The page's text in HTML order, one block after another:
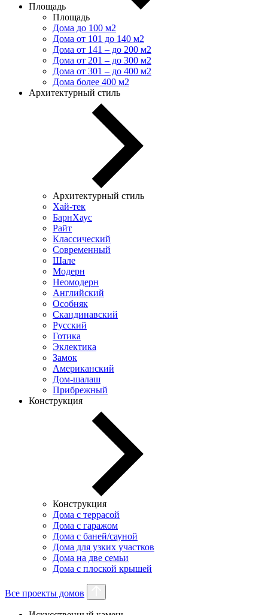
Площадь
Площадь
Дома до 100 м2
Дома от 101 до 140 м2
Дома от 141 – до 200 м2
Дома от 201 – до 300 м2
Дома от 301 – до 400 м2
Дома более 400 м2
Архитектурный стиль
Архитектурный стиль
Хай-тек
БарнХаус
Райт
Классический
Современный
Шале
Модерн
Неомодерн
Английский
Особняк
Скандинавский
Русский
Готика
Эклектика
Замок
Американский
Дом-шалаш
Прибрежный
Конструкция
Конструкция
Дома с террасой
Дома с гаражом
Дома с баней/сауной
Дома для узких участков
Дома на две семьи
Дома с плоской крышей
Все проекты домов